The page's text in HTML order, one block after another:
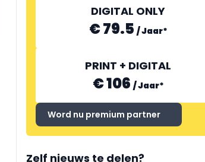
DIGITAL ONLY
€ 79.5 /Jaar*
PRINT + DIGITAL
€ 106 /Jaar*
Word nu premium partner
Zelf nieuws te delen?